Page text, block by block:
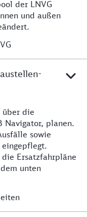
der LNVG
und außen
über die
Navigator, planen.
sowie
eingepflegt.
Ersatzfahrpläne
unten